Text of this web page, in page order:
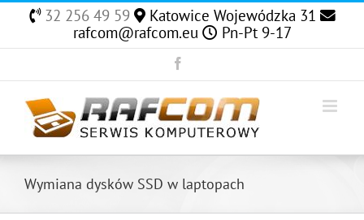
content
32 256 49 59
Katowice Wojewódzka 31
rafcom@rafcom.eu
Pn-Pt 9-17
Wymiana dysków SSD w laptopach